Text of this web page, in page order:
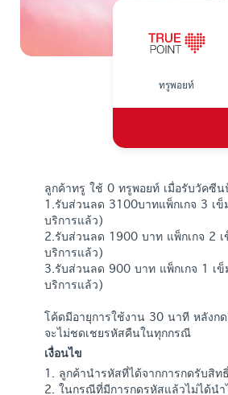
ทรูพอยท์
ลูกค้าทรู ใช้ 0 ทรูพอยท์ เมื่อรับวัคซี
1.รับส่วนลด 3100บาทแพ็กเกจ 3 เ
บริการแล้ว)
2.รับส่วนลด 1900 บาท แพ็กเกจ 2
บริการแล้ว)
3.รับส่วนลด 900 บาท แพ็กเกจ 1 เ
บริการแล้ว)
โค้ดมีอายุการใช้งาน 30 นาที หลังก
จะไม่ชดเชยรหัสคืนในทุกกรณี
เงื่อนไข
1. ลูกค้านำรหัสที่ได้จากการกดรับสิท
2. ในกรณีที่มีการกดรหัสแล้วไม่ได้น